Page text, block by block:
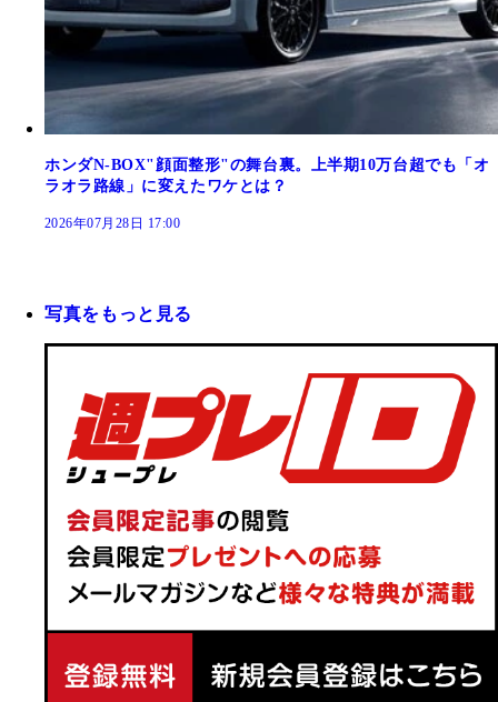
ホンダN-BOX"顔面整形"の舞台裏。上半期10万台超でも「オ
ラオラ路線」に変えたワケとは？
2026年07月28日 17:00
写真をもっと見る